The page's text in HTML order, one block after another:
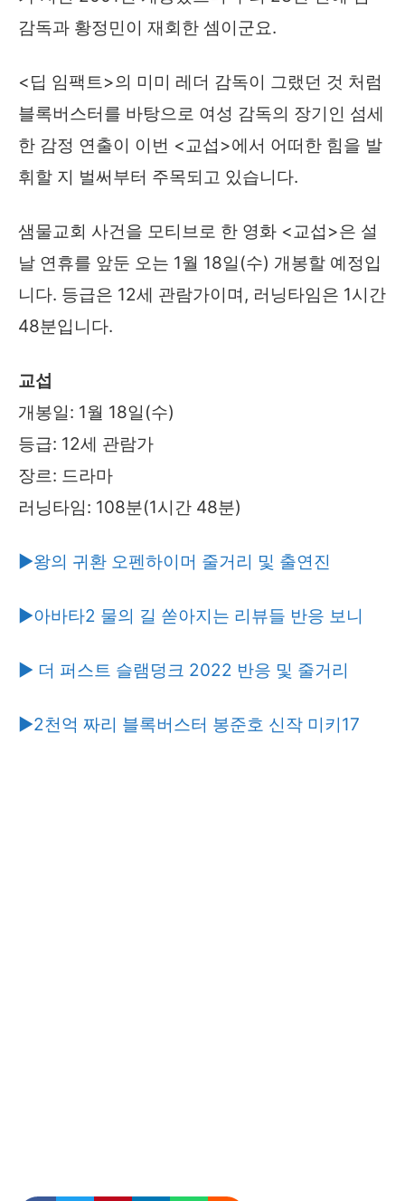
감독과 황정민이 재회한 셈이군요.
<딥 임팩트>의 미미 레더 감독이 그랬던 것 처럼
블록버스터를 바탕으로 여성 감독의 장기인 섬세
한 감정 연출이 이번 <교섭>에서 어떠한 힘을 발
휘할 지 벌써부터 주목되고 있습니다.
샘물교회 사건을 모티브로 한 영화 <교섭>은 설
날 연휴를 앞둔 오는 1월 18일(수) 개봉할 예정입
니다. 등급은 12세 관람가이며, 러닝타임은 1시간
48분입니다.
교섭
개봉일: 1월 18일(수)
등급: 12세 관람가
장르: 드라마
러닝타임: 108분(1시간 48분)
▶왕의 귀환 오펜하이머 줄거리 및 출연진
▶아바타2 물의 길 쏟아지는 리뷰들 반응 보니
▶ 더 퍼스트 슬램덩크 2022 반응 및 줄거리
▶2천억 짜리 블록버스터 봉준호 신작 미키17